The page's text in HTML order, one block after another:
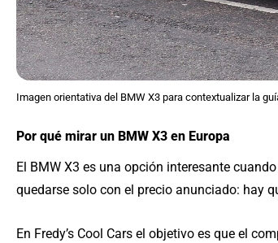
Imagen orientativa del BMW X3 para contextualizar la
Por qué mirar un BMW X3 en Europa
El BMW X3 es una opción interesante
quedarse solo con el precio anunciado: hay
En Fredy’s Cool Cars el objetivo es que el